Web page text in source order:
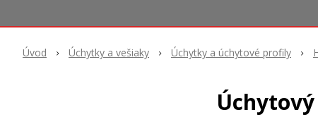
Úvod Úchytky a vešiaky Úchytky a úchytové profily